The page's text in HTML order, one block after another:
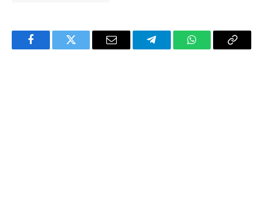
FacebookTwitter Email TelegramWhatsAppCopy